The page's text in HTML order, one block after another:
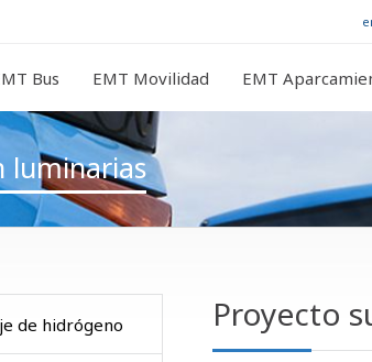
Bus EMT Movilidad EMT
luminarias
de hidrógeno Proyecto